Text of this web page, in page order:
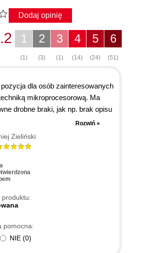
Dodaj opinię
6
(51)
5
(24)
4
(14)
3
(1)
2
(3)
1
(1)
dla osób zainteresowanych
mikroprocesorową. Ma
drobne braki, jak np. brak opisu
PCI czy interesującego rozkazu
się niektórymi opisami (odczyt
metodą 8-bitową, rozpoznanie
Ale ogólnie OK.
Rozwiń »
Zieliński
produktu:
pomocna:
NIE (0)